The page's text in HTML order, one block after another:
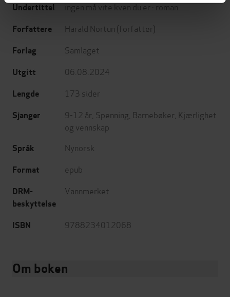
Undertittel ingen må vite kven du er : roman
Forfattere Harald Nortun (forfatter)
Forlag Samlaget
Utgitt 06.08.2024
Lengde 173 sider
Sjanger 9-12 år Spenning Barnebøker Kjærlighet
og vennskap
Språk Nynorsk
Format epub
DRM-
beskyttelse
Vannmerket
ISBN 9788234012068
Om boken